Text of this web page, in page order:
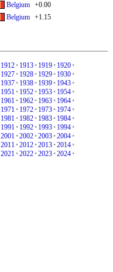
Belgium
+0.00
Belgium +1.15
1912• 1913• 1919• 1920•
1927• 1928• 1929• 1930•
1937• 1938• 1939• 1943•
1951• 1952• 1953• 1954•
1961• 1962• 1963• 1964•
1971• 1972• 1973• 1974•
1981• 1982• 1983• 1984•
1991• 1992• 1993• 1994•
2001•2002•2003•2004•
2011•2012•2013•2014•
2021•2022•2023•2024•